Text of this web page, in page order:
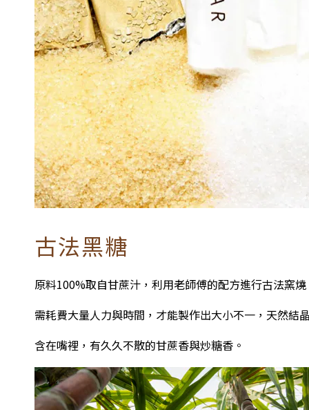
古法黑糖
原料100%取自甘蔗汁，利用老師傅的配方進行古法窯燒
需耗費大量人力與時間，才能製作出大小不一，天然結
含在嘴裡，有久久不散的甘蔗香與炒糖香。